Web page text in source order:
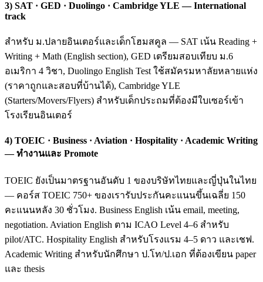
3) SAT · GED · Duolingo · Cambridge YLE — International
track
สำหรับ ม.ปลายอินเตอร์และเด็กโฮมสคูล — SAT เน้น Reading +
Writing + Math (English section), GED เตรียมสอบเทียบ ม.6
อเมริกา 4 วิชา, Duolingo English Test ใช้สมัครมหาลัยหลายแห่ง
(ราคาถูกและสอบที่บ้านได้), Cambridge YLE
(Starters/Movers/Flyers) สำหรับเด็กประถมที่ต้องมีใบเซอร์เข้า
โรงเรียนอินเตอร์
4) TOEIC · Business · Aviation · Hospitality · Academic Writing
— ทำงานและ Promote
TOEIC ยังเป็นมาตรฐานอันดับ 1 ของบริษัทไทยและญี่ปุ่นในไทย
— คอร์ส TOEIC 750+ ของเรารับประกันคะแนนขึ้นเฉลี่ย 150
คะแนนหลัง 30 ชั่วโมง. Business English เน้น email, meeting,
negotiation. Aviation English ตาม ICAO Level 4–6 สำหรับ
pilot/ATC. Hospitality English สำหรับโรงแรม 4–5 ดาว และเชฟ.
Academic Writing สำหรับนักศึกษา ป.โท/ป.เอก ที่ต้องเขียน paper
และ thesis